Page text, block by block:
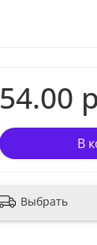
54.00
В
Выбрать